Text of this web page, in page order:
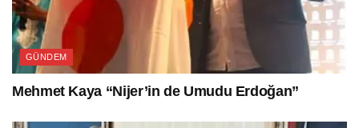
GÜNDEM
Mehmet Kaya “Nijer’in de Umudu Erdoğan”